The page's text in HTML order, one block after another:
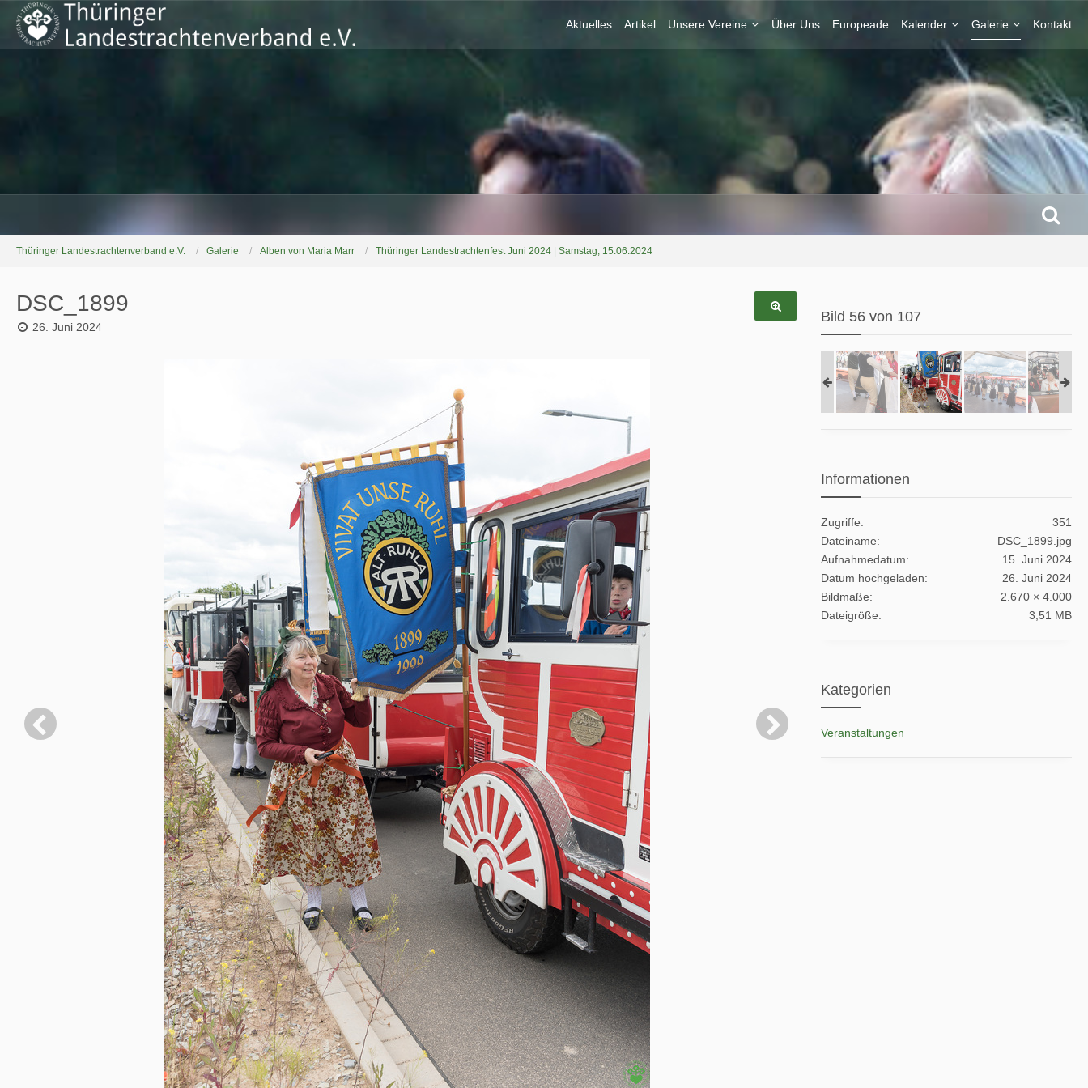
Aktuelles Artikel Unsere Vereine Über Uns Europeade Kalender Galerie Kontakt
Thüringer Landestrachtenverband e.V. Galerie Alben von Maria Marr Thüringer Landestrachtenfest Juni 2024 | Samstag, 15.06.2024
DSC_1899
26. Juni 2024
Bild 56 von 107
Informationen
Zugriffe
351
Dateiname
DSC_1899.jpg
Aufnahmedatum
15. Juni 2024
Datum hochgeladen
26. Juni 2024
Bildmaße
2.670 × 4.000
Dateigröße
3,51 MB
Kategorien
Veranstaltungen